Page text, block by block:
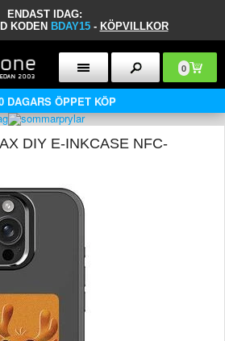
ENDAST IDAG:
KODEN BDAY15 - KÖPVILLKOR
0
DAGARS ÖPPET KÖP
DIY E-INKCASE NFC-